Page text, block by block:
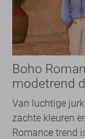
Boho
modetrend
overal ziet
Van luchtige
zachte kleuren
Romance trend